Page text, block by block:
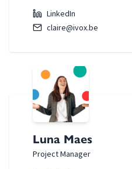
LinkedIn
claire@ivox.be
Luna Maes
Project Manager